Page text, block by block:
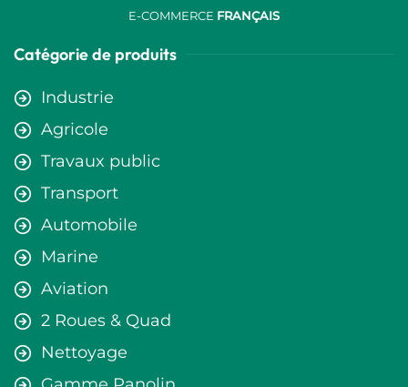
E-COMMERCE FRANÇAIS
Catégorie de produits
Industrie
Agricole
Travaux public
Transport
Automobile
Marine
Aviation
2 Roues & Quad
Nettoyage